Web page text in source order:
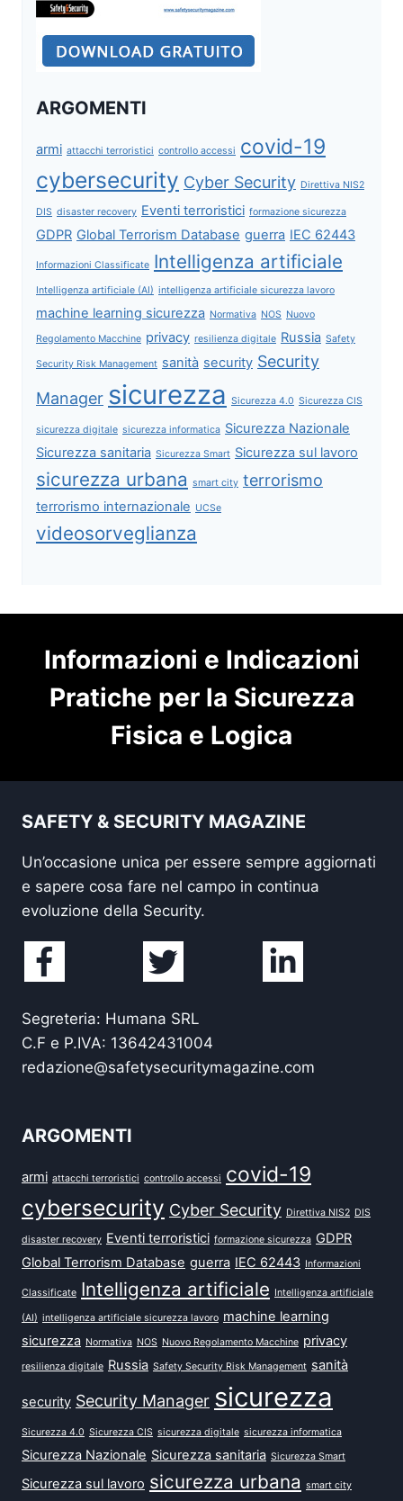
ARGOMENTI
armi attacchi terroristici controllo accessi covid-19
cybersecurity Cyber Security Direttiva NIS2
DIS disaster recovery Eventi terroristici formazione sicurezza
GDPR Global Terrorism Database guerra IEC 62443
Informazioni Classificate Intelligenza artificiale
Intelligenza artificiale (AI) intelligenza artificiale sicurezza lavoro
machine learning sicurezza Normativa NOS Nuovo
Regolamento Macchine privacy resilienza digitale Russia Safety
Security Risk Management sanità security Security
Manager sicurezza Sicurezza 4.0 Sicurezza CIS
sicurezza digitale sicurezza informatica Sicurezza Nazionale
Sicurezza sanitaria Sicurezza Smart Sicurezza sul lavoro
sicurezza urbana smart city terrorismo
terrorismo internazionale UCSe
videosorveglianza
Informazioni e Indicazioni
Pratiche per la Sicurezza
Fisica e Logica
SAFETY & SECURITY MAGAZINE
Un’occasione unica per essere sempre aggiornati
e sapere cosa fare nel campo in continua
evoluzione della Security.
Segreteria: Humana SRL
C.F e P.IVA: 13642431004
redazione@safetysecuritymagazine.com
ARGOMENTI
armi attacchi terroristici controllo accessi covid-19
cybersecurity Cyber Security Direttiva NIS2 DIS
disaster recovery Eventi terroristici formazione sicurezza GDPR
Global Terrorism Database guerra IEC 62443 Informazioni
Classificate Intelligenza artificiale Intelligenza artificiale
(AI) intelligenza artificiale sicurezza lavoro machine learning
sicurezza Normativa NOS Nuovo Regolamento Macchine privacy
resilienza digitale Russia Safety Security Risk Management sanità
security Security Manager sicurezza
Sicurezza 4.0 Sicurezza CIS sicurezza digitale sicurezza informatica
Sicurezza Nazionale Sicurezza sanitaria Sicurezza Smart
Sicurezza sul lavoro sicurezza urbana smart city